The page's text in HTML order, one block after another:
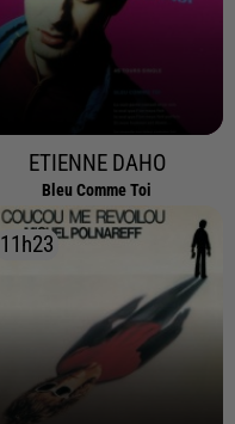
ETIENNE DAHO
Bleu Comme Toi
11h23
11h23